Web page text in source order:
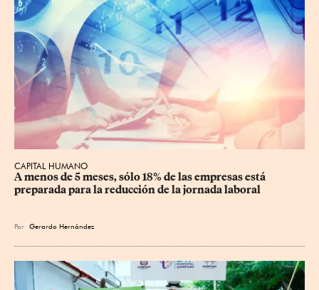
CAPITAL HUMANO
A menos de 5 meses, sólo 18% de las empresas está
preparada para la reducción de la jornada laboral
Por Gerardo Hernández